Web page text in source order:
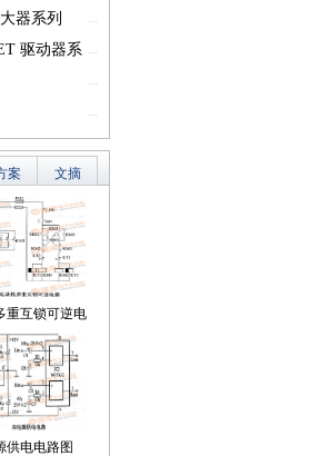
...
器系列
...
驱动器系
...
...
文摘
案
重互锁可逆电
路
供电电路图